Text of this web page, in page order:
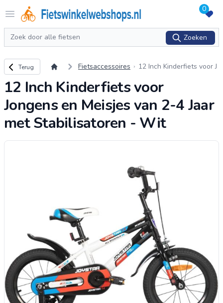
Open menu
Logo Fietswinkelwebshops.nl 0
Zoeken
Zoeken
Terug naar overzicht
Terug Fietsaccessoires
12 Inch Kinderfiets voor J
-4 Jaar met Stabilisatore
12 Inch Kinderfiets voor
Jongens en Meisjes van 2-4 Jaar
met Stabilisatoren - Wit